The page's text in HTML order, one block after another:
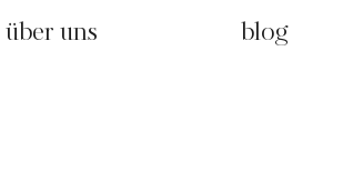
über uns blog